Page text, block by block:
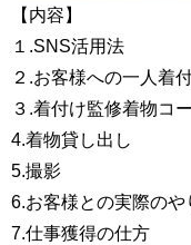
【内容】
１.SNS活用法
２.お客様への一人着
３.着付け監修着物コ
4.着物貸し出し
5.撮影
6.お客様との実際の
7.仕事獲得の仕方